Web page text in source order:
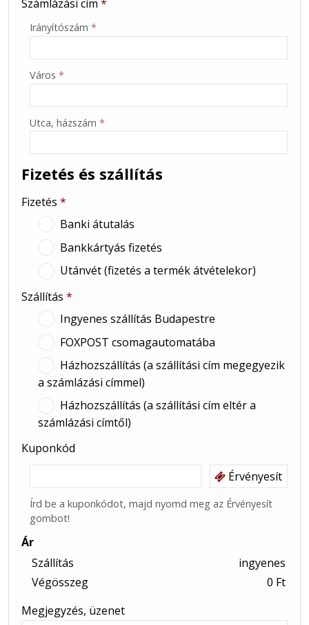
Számlázási cím *
Irányítószám *
Város *
Utca, házszám *
Fizetés és szállítás
Fizetés *
Banki átutalás
Bankkártyás fizetés
Utánvét (fizetés a termék átvételekor)
Szállítás *
Ingyenes szállítás Budapestre
FOXPOST csomagautomatába
Házhozszállítás (a szállítási cím megegyezik
a számlázási címmel)
Házhozszállítás (a szállítási cím eltér a
számlázási címtől)
Kuponkód
Érvényesít
Írd be a kuponkódot, majd nyomd meg az Érvényesít
gombot!
Ár
Szállítás
ingyenes
Végösszeg
0 Ft
Megjegyzés, üzenet